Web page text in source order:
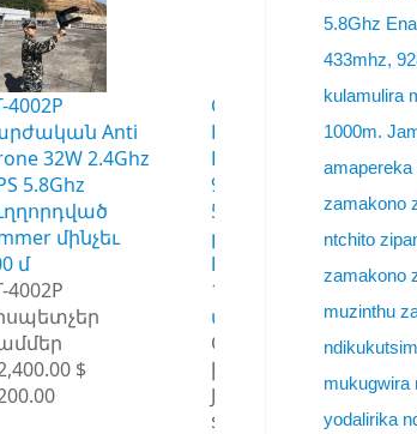
4002P
Anti
32W 2.4Ghz
5.8Ghz
մինչեւ
մ
4002P
$
CT-3060N-UAV
Drone 6 տողեր
RC 433Mhz
900Mhz 2.4Ghz
5.8Ghz GPS L1 L2
բարձր
հզորություն
127W Jammer
մինչեւ 800 մ
CT-3060N
ինքնաթիռի
Jammer
$ 1,900.00 $
5.8Ghz
433mhz,
kulamulira
1000m.
amapereka
zamakono
ntchito
zamakono
muzinthu
mukugwira
yodalirika